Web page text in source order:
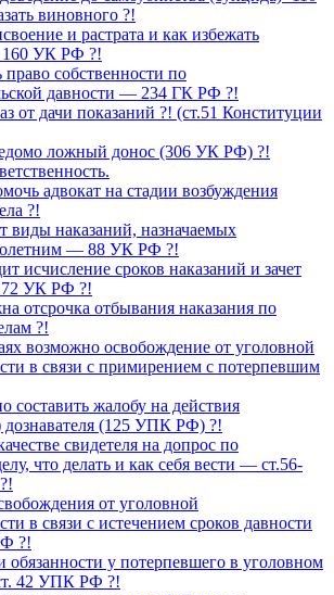
виновного ?!
и растрата и как избежать
160 УК РФ ?!
собственности по
давности — 234 ГК РФ ?!
от дачи показаний ?! (ст.51 Конституции
ложный донос (306 УК РФ) ?!
адвокат на стадии возбуждения
?!
виды наказаний, назначаемых
— 88 УК РФ ?!
исчисление сроков наказаний и зачет
72 УК РФ ?!
отсрочка отбывания наказания по
?!
возможно освобождение от уголовной
в связи с примирением с потерпевшим
составить жалобу на действия
дознавателя (125 УПК РФ) ?!
свидетеля на допрос по
что делать и как себя вести — ст.56-
от уголовной
в связи с истечением сроков давности
?!
обязанности у потерпевшего в уголовном
42 УПК РФ ?!